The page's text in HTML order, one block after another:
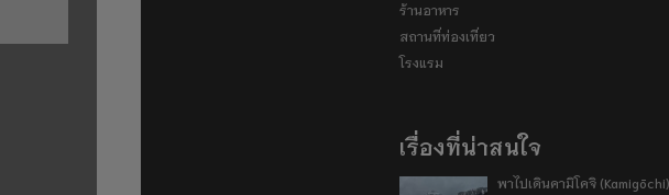
ร้านอาหาร
สถานที่ท่องเที่ยว
โรงแรม
เรื่องที่น่าสนใจ
พาไปเดินคามิโคจิ